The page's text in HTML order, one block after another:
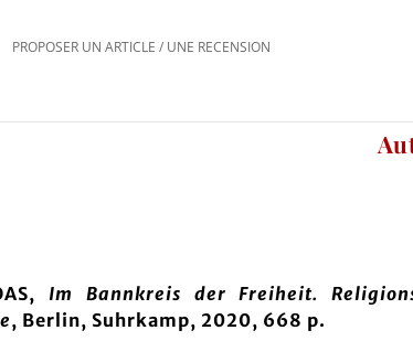
PROPOSER UN ARTICLE / UNE RECENSION
Im Bannkreis der Freiheit.
, Berlin, Suhrkamp, 2020, 668 p.